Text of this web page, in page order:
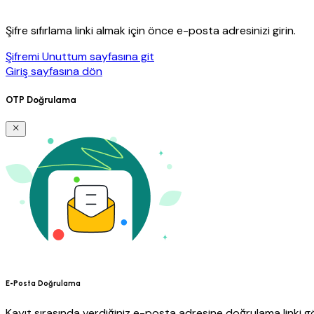
Şifre sıfırlama linki almak için önce e-posta adresinizi girin.
Şifremi Unuttum sayfasına git
Giriş sayfasına dön
OTP Doğrulama
E-Posta Doğrulama